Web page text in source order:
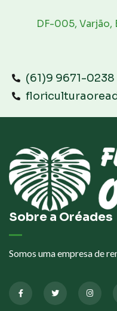
DF-005, Varjão,
(61)9 9671-0238
Sobre a Oréades
Somos uma empresa de